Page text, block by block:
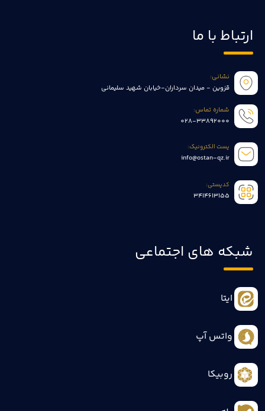
ارتباط با ما
نشانی:
قزوین - میدان سرداران-خیابان شهید سلیمانی
شماره تماس:
028-33892000
پست الکترونیک:
info@ostan-qz.ir
کدپستی:
3414613155
شبکه های اجتماعی
ایتا
واتس آپ
روبیکا